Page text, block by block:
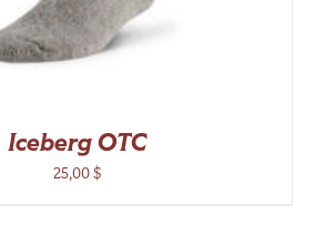
Iceberg OTC
25,00$